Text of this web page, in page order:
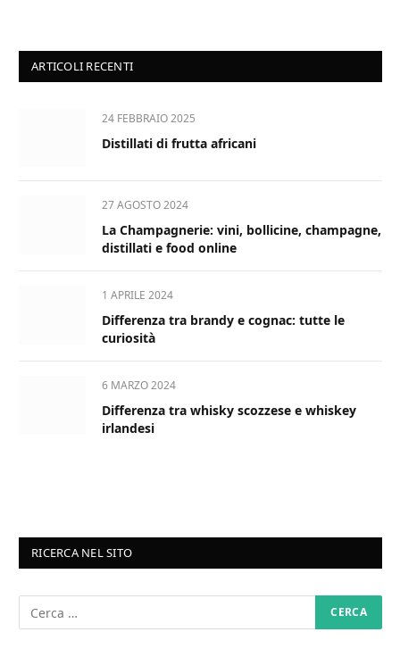
ARTICOLI RECENTI
24 FEBBRAIO 2025
Distillati di frutta africani
27 AGOSTO 2024
La Champagnerie: vini, bollicine, champagne,
distillati e food online
1 APRILE 2024
Differenza tra brandy e cognac: tutte le
curiosità
6 MARZO 2024
Differenza tra whisky scozzese e whiskey
irlandesi
RICERCA NEL SITO